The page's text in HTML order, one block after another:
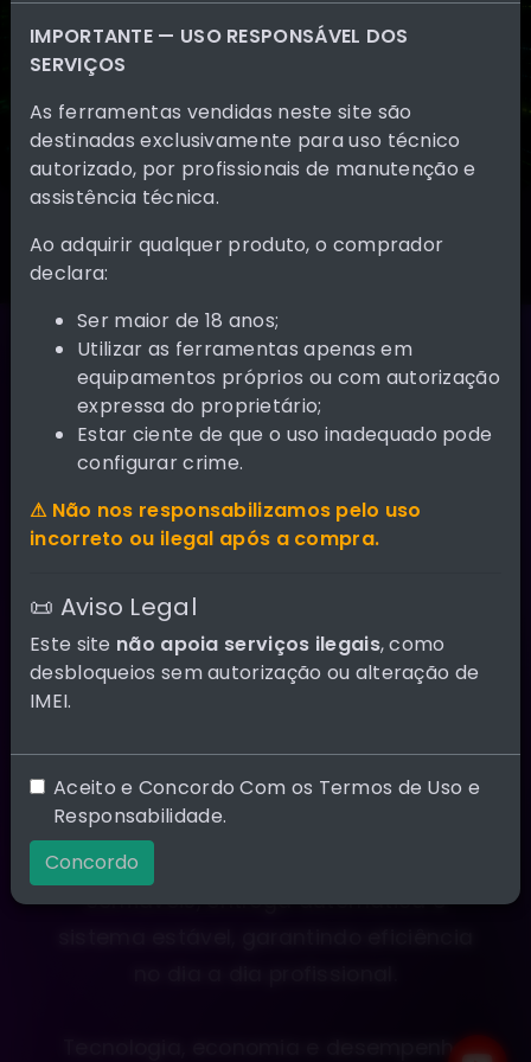
Sobre nós
Plataforma Profissional de Serviços e
Ferramentas para Técnicos
preços competitivos, alta
performance e processamento rápido.
Nossa plataforma foi desenvolvida
para técnicos que buscam agilidade,
segurança e maior rentabilidade em
seus serviços.
Trabalhamos com ferramentas
confiáveis, entrega automática e
Tecnologia, economia e desempenho
IMPORTANTE — USO RESPONSÁVEL DOS
SERVIÇOS
As ferramentas vendidas neste site são
destinadas exclusivamente para uso técnico
autorizado, por profissionais de manutenção e
assistência técnica.
Ao adquirir qualquer produto, o comprador
declara:
Ser maior de 18 anos;
Utilizar as ferramentas apenas em
equipamentos próprios ou com autorização
expressa do proprietário;
Estar ciente de que o uso inadequado pode
configurar crime.
⚠ Não nos responsabilizamos pelo uso
incorreto ou ilegal após a compra.
📜 Aviso Legal
Este site não apoia serviços ilegais, como
desbloqueios sem autorização ou alteração de
IMEI.
Aceito e Concordo Com os Termos de Uso e
Responsabilidade.
Concordo